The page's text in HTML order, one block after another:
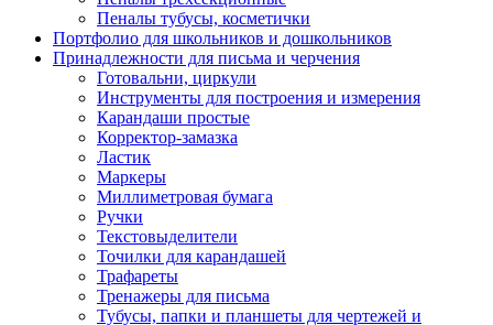
Пеналы тубусы, косметички
Портфолио для школьников и дошкольников
Принадлежности для письма и черчения
Готовальни, циркули
Инструменты для построения и измерения
Карандаши простые
Корректор-замазка
Ластик
Маркеры
Миллиметровая бумага
Ручки
Текстовыделители
Точилки для карандашей
Трафареты
Тренажеры для письма
Тубусы, папки и планшеты для чертежей и